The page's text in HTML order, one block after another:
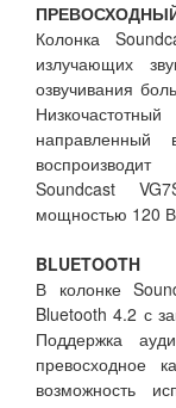
Колонка
излучающих
озвучивания
Soundcast
мощностью 120
BLUETOOTH
В колонке
Bluetooth 4.2 с
Поддержка
превосходное
возможность